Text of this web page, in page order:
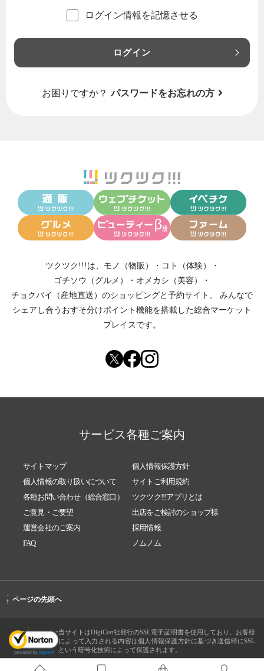
ログイン情報を記憶させる
ログイン
お困りですか？ パスワードをお忘れの方
ツクツク!!!は、 モノ（物販） ・ コト（体験）
・
ゴチソウ（グルメ）
・ オメカシ（美容）
・
チョクバイ（産地直送） のショッピングと予約サイト。
みんなで
シェアし合う おすそ分けポイント機能を搭載した総合マーケット
プレイスです。
サービス各種ご案内
サイトマップ
個人情報保護方針
個人情報の取り扱いについて
サイトご利用規約
各種お問い合わせ（総合窓口）
ツクツク!!!アプリとは
ご意見・ご要望
出店をご検討のショップ様
運営会社のご案内
採用情報
FAQ
ノムノム
-
↑ ページの先頭へ
当サイトはDigiCert社発行のSSL電子証明書を使用しており、お客様
によって入力される内容は個人情報保護方針に基づき送信時にSSL
という暗号化技術によって保護されます。